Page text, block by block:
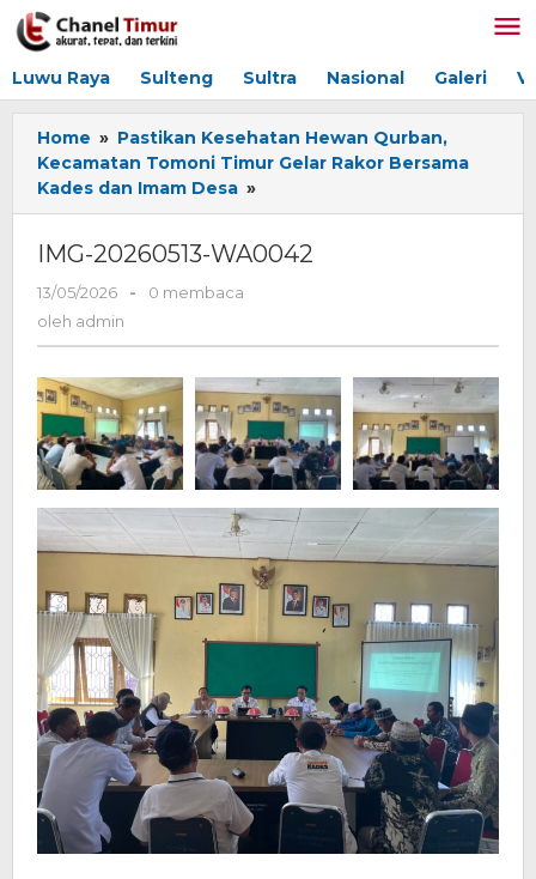
Lewati
ke
Luwu Raya Sulteng Sultra Nasional Galeri
Home » Pastikan Kesehatan Hewan Qurban,
Kecamatan Tomoni Timur Gelar Rakor Bersama
Kades dan Imam Desa »
20260513-
IMG-20260513-WA0042
13/05/2026
oleh
-
0 membaca
oleh admin